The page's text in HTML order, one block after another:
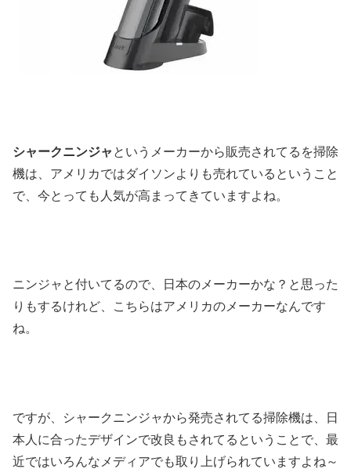
シャークニンジャ というメーカーから販売されてるを掃除
機は、アメリカではダイソンよりも売れているということ
で、今とっても人気が高まってきていますよね。
ニンジャと付いてるので、日本のメーカーかな？と思った
りもするけれど、こちらはアメリカのメーカーなんです
ね。
ですが、シャークニンジャから発売されてる掃除機は、日
本人に合ったデザインで改良もされてるということで、最
近ではいろんなメディアでも取り上げられていますよね～